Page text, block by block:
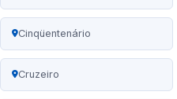
Cinqüentenário
Cruzeiro